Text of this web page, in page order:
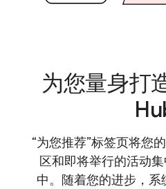
为您量身打
“为您推荐”标签页将您
区和即将举行的活动
中。随着您的进步，